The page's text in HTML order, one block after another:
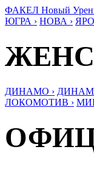
ФАКЕЛ Новый
ЮГРА › НОВА ›
ДИНАМО ›
ЛОКОМОТИВ ›